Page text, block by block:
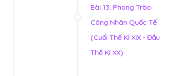
Bài 13: Phong Trào
Công Nhân Quốc Tế
(Cuối Thế Kỉ XIX - Đầu
Thế Kỉ XX)